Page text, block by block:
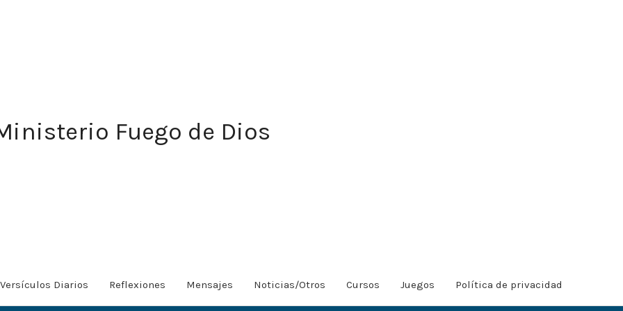
Fuego de Dios
Versículos Diarios Reflexiones Mensajes Noticias/Otros Cursos Juegos Política de privacidad